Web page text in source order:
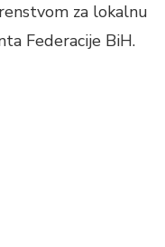
za lokalnu
Federacije BiH.